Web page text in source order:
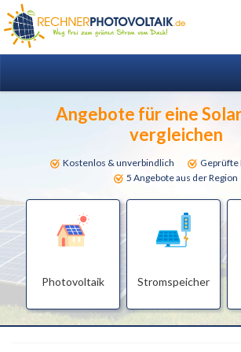
Angebote für eine
vergleichen
Kostenlos & unverbindlich
Geprüfte
5 Angebote aus der Region
Photovoltaik Stromspeicher